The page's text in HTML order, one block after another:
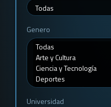
Genero
Universidad